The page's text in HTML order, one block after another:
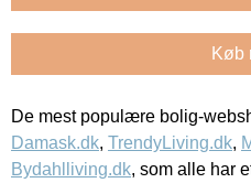
Køb
De mest populære bolig-
Damask.dk, TrendyLiving.dk,
Bydahlliving.dk, som alle har